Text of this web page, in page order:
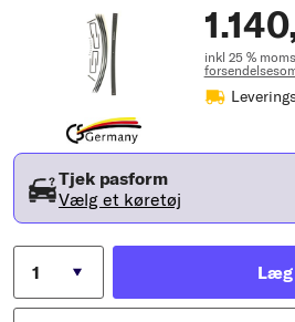
inkl 25 % moms,
Tjek pasform
Vælg et køretøj